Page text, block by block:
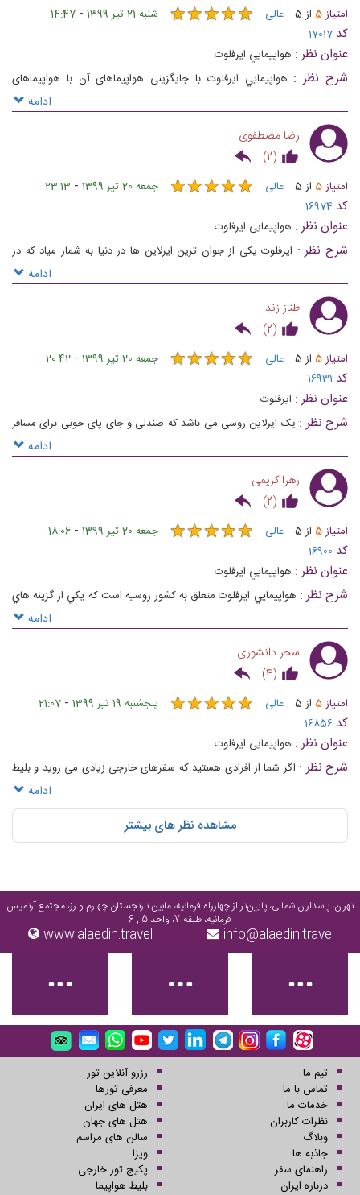
امتیاز5 از 5 عالی ★★★★★
★★★★★ شنبه 21 تیر 1399 -
14:47
کد 17017
عنوان نظر : هواپيمايي ايرفلوت
شرح نظر : هواپيمايي ایرفلوت با جایگزینی هواپیماهای آن با هواپیماهای
اروپایی و امریکایی این شرکت هواپیمایی را به ایرلاینی مدرن و قابل اعتماد تبدیل
ادامه
رضا مصطفوی
(
2
)
امتیاز5 از 5 عالی ★★★★★
★★★★★ جمعه 20 تیر 1399 -
23:13
کد 16974
عنوان نظر : هواپیمایی ایرفلوت
شرح نظر : ایرفلوت یکی از جوان ترین ایرلاین ها در دنیا به شمار میاد که در
ادامه
طناز زند
(
2
)
امتیاز5 از 5 عالی ★★★★★
★★★★★ جمعه 20 تیر 1399 -
20:42
کد 16931
عنوان نظر : ایرفلوت
شرح نظر : یک ایرلاین روسی می باشد که صندلی و جای پای خوبی برای مسافر
ادامه
زهرا کریمی
(
2
)
امتیاز5 از 5 عالی ★★★★★
★★★★★ جمعه 20 تیر 1399 -
18:06
کد 16900
عنوان نظر : هواپيمايي ايرفلوت
شرح نظر : هواپيمايي ايرفلوت متعلق به كشور روسيه است كه يكي از گزينه هاي
ادامه
سحر دانشوری
(
4
)
امتیاز5 از 5 عالی ★★★★★
★★★★★ پنجشنبه 19 تیر 1399 -
21:07
کد 16856
عنوان نظر : هواپیمایی ایرفلوت
شرح نظر : اگر شما از افرادی هستید که سفرهای خارجی زیادی می روید و بلیط
پرواز هایتان را از ایرفلوت خریداری می کنید، این نکته را باید بدانید که هر ۶ ماه
یک بار منوی غذایی پروازهای ایرفلوت عوض می شود.
ادامه
مشاهده نظر های بیشتر
تهران، پاسداران شمالی، پایین‌تر از چهارراه فرمانیه، مابین نارنجستان چهارم و رز، مجتمع آرتمیس
فرمانیه، طبقه 7، واحد 5 , 6
info@alaedin.travel
www.alaedin.travel
تیم ما
تماس با ما
خدمات ما
نظرات کاربران
وبلاگ
جاذبه ها
راهنمای سفر
درباره ایران
رزرو آنلاین تور
معرفی تورها
هتل های ایران
هتل های جهان
سالن های مراسم
ویزا
پکیج تور خارجی
بلیط هواپیما